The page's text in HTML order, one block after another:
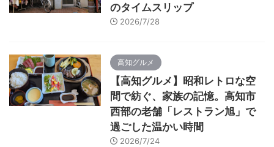
のタイムスリップ
2026/7/28
高知グルメ
【高知グルメ】昭和レトロな空
間で紡ぐ、家族の記憶。高知市
西部の老舗「レストラン旭」で
過ごした温かい時間
2026/7/24